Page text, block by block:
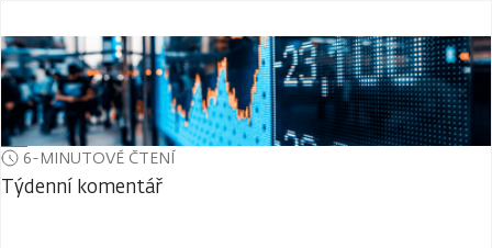
6-MINUTOVÉ ČTENÍ
Týdenní komentář